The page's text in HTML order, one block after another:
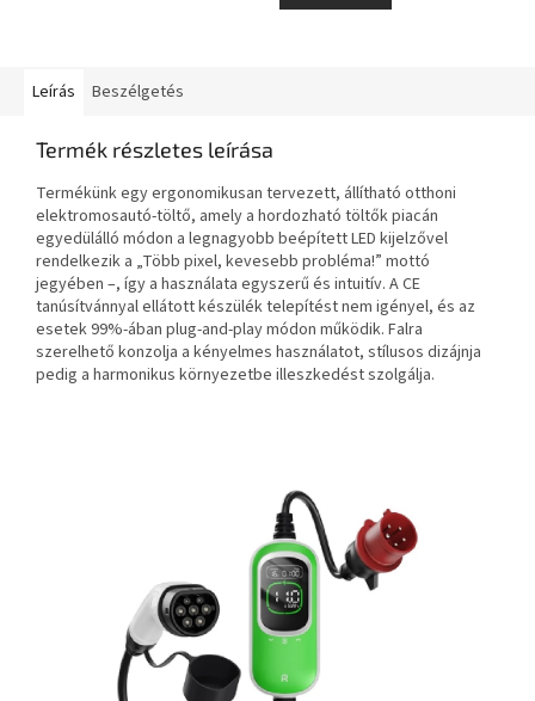
Leírás Beszélgetés
Termék részletes leírása
Termékünk egy ergonomikusan tervezett, állítható otthoni
elektromosautó-töltő, amely a hordozható töltők piacán
egyedülálló módon a legnagyobb beépített LED kijelzővel
rendelkezik a „Több pixel, kevesebb probléma!” mottó
jegyében –, így a használata egyszerű és intuitív. A CE
tanúsítvánnyal ellátott készülék telepítést nem igényel, és az
esetek 99%-ában plug-and-play módon működik. Falra
szerelhető konzolja a kényelmes használatot, stílusos dizájnja
pedig a harmonikus környezetbe illeszkedést szolgálja.